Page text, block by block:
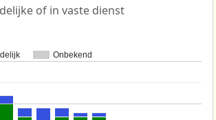
of in vaste dienst
Onbekend